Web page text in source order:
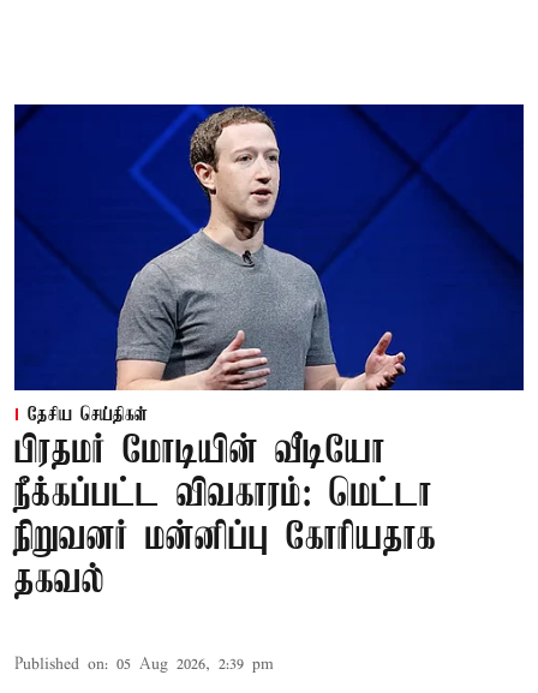
தேசிய செய்திகள்
பிரதமர் மோடியின் வீடியோ
நீக்கப்பட்ட விவகாரம்: மெட்டா
நிறுவனர் மன்னிப்பு கோரியதாக
தகவல்
Published on: 05 Aug 2026, 2:39 pm